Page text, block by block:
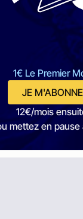
1€ Le Premier
JE M'ABONNE
12€/mois
mettez en pause